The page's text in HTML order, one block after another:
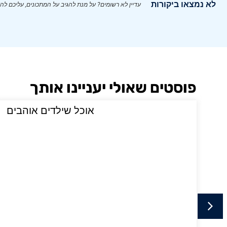
לא נמצאו ביקורות עדיין לא רשומים? על מנת להגיב על המתכונים, עליכם
פוסטים שאולי יעניינו אותך
אוכל שילדים אוהבים